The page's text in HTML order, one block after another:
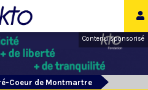
Contenu sponsorisé
Coeur de Montmartre